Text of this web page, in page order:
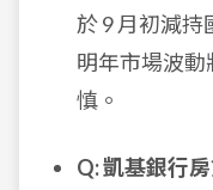
於 9 月初減
明年市場波
慎。
Q: 凱基銀行